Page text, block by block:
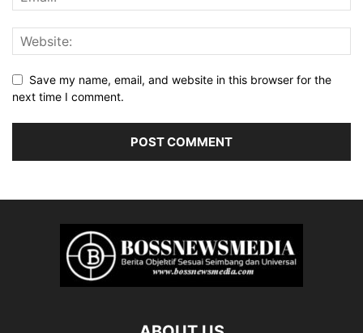
Save my name, email, and website in this browser for the
next time I comment.